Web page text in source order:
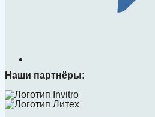
Наши партнёры: